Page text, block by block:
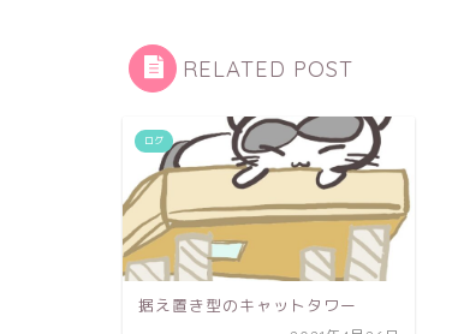
RELATED POST
ログ
据え置き型のキャットタワー